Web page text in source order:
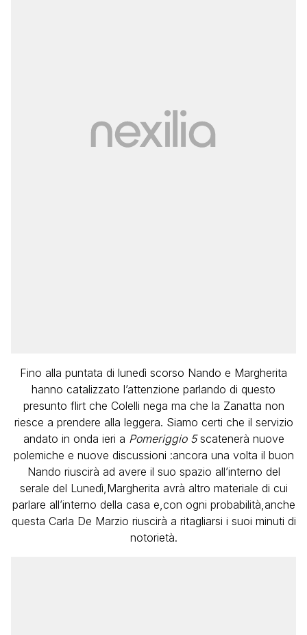
Fino alla puntata di lunedì scorso Nando e Margherita
hanno catalizzato l’attenzione parlando di questo
presunto flirt che Colelli nega ma che la Zanatta non
riesce a prendere alla leggera. Siamo certi che il servizio
andato in onda ieri a Pomeriggio 5scatenerà nuove
polemiche e nuove discussioni :ancora una volta il buon
Nando riuscirà ad avere il suo spazio all’interno del
serale del Lunedì,Margherita avrà altro materiale di cui
parlare all’interno della casa e,con ogni probabilità,anche
questa Carla De Marzio riuscirà a ritagliarsi i suoi minuti di
notorietà.